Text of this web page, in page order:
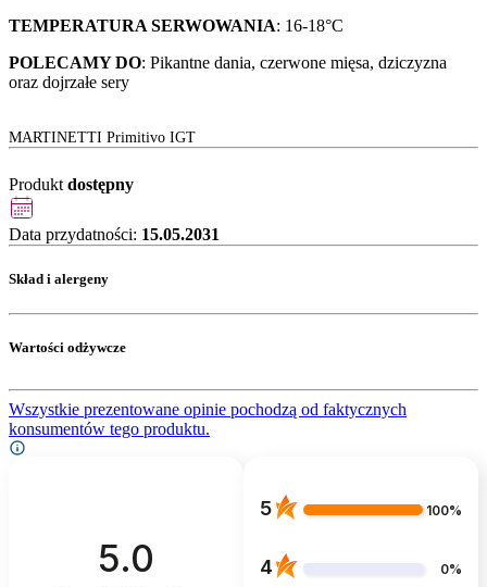
TEMPERATURA SERWOWANIA: 16-18°C
POLECAMY DO: Pikantne dania, czerwone mięsa, dziczyzna
oraz dojrzałe sery
MARTINETTI Primitivo IGT
Produkt dostępny
Data przydatności: 15.05.2031
Skład i alergeny
Wartości odżywcze
Wszystkie prezentowane opinie pochodzą od faktycznych
konsumentów tego produktu.
5.0
5 100%
4 0%